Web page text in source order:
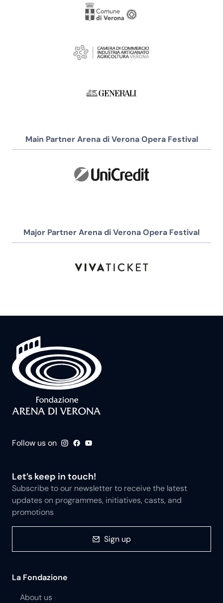
Main Partner Arena di Verona Opera Festival
Major Partner Arena di Verona Opera Festival
Follow us on
Let’s keep in touch!
Subscribe to our newsletter to receive the latest
updates on programmes, initiatives, casts, and
promotions
Sign up
La Fondazione
About us